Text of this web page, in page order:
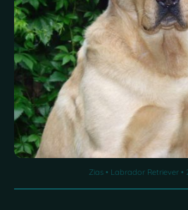
Zias • Labrador Retriever •